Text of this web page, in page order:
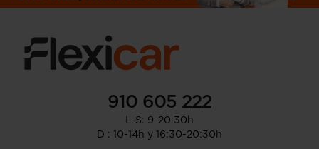
910 605 222
L-S: 9-20:30h
D : 10-14h y 16:30-20:30h